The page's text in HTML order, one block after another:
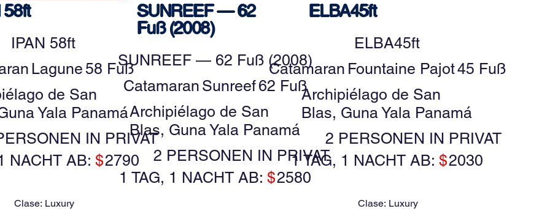
58ft
IPAN 58ft
Lagune58 Fuß
de San
Yala Panamá
IN PRIVAT
NACHT AB:$2790
Clase: Luxury
SUNREEF — 62
Fuß (2008)
SUNREEF — 62 Fuß (2008)
Catamaran Sunreef62 Fuß
Archipiélago de San
Blas, Guna Yala Panamá
2 PERSONEN IN PRIVAT
1 TAG, 1 NACHT AB:$2580
ELBA45ft
ELBA45ft
Catamaran Fountaine Pajot45 Fuß
Archipiélago de San
Blas, Guna Yala Panamá
2 PERSONEN IN PRIVAT
1 TAG, 1 NACHT AB:$2030
Clase: Luxury